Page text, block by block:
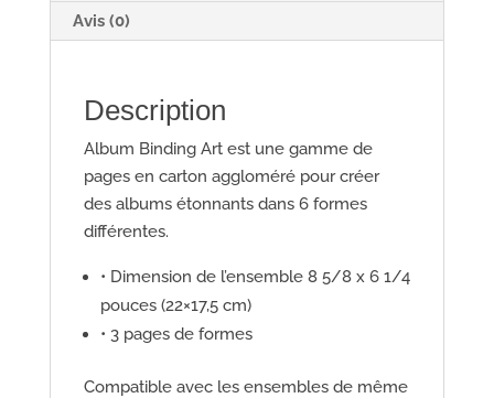
Avis (0)
Description
Album Binding Art est une gamme de
pages en carton aggloméré pour créer
des albums étonnants dans 6 formes
différentes.
• Dimension de l’ensemble 8 5/8 x 6 1/4
pouces (22×17,5 cm)
• 3 pages de formes
Compatible avec les ensembles de même